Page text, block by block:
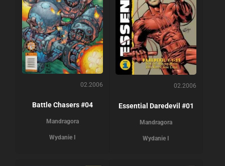
02.2006
Battle Chasers #04
Mandragora
Wydanie I
02.2006
Essential Daredevil #01
Mandragora
Wydanie I